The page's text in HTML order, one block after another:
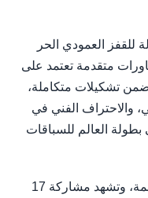
للقفز العمودي الحر
بمناورات متقدمة تعتمد على
ضمن تشكيلات متكاملة،
والاحتراف الفني في
بطولة العالم للسباقات
ونوه إلى أن البطولة محطة رياضية مهمة، وتشهد مشاركة 17